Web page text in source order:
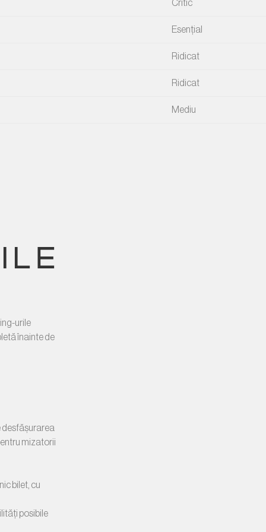
Critic
Esențial
Ridicat
Ridicat
Mediu
urile
înainte de
desfășurarea
mizatorii
bilet, cu
posibile